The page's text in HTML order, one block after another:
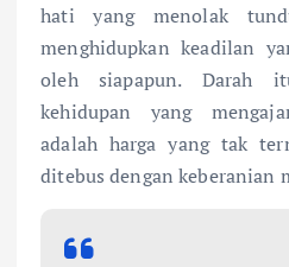
hati yang menolak
menghidupkan keadilan
oleh siapapun. Darah
kehidupan yang
adalah harga yang tak
ditebus dengan keberanian